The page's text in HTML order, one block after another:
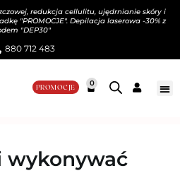
redukcja cellulitu, ujędrnianie skóry i
"PROMOCJE". Depilacja laserowa -30% z
"DEP30"
880 712 483​
PROMOCJE 0
wykonywać